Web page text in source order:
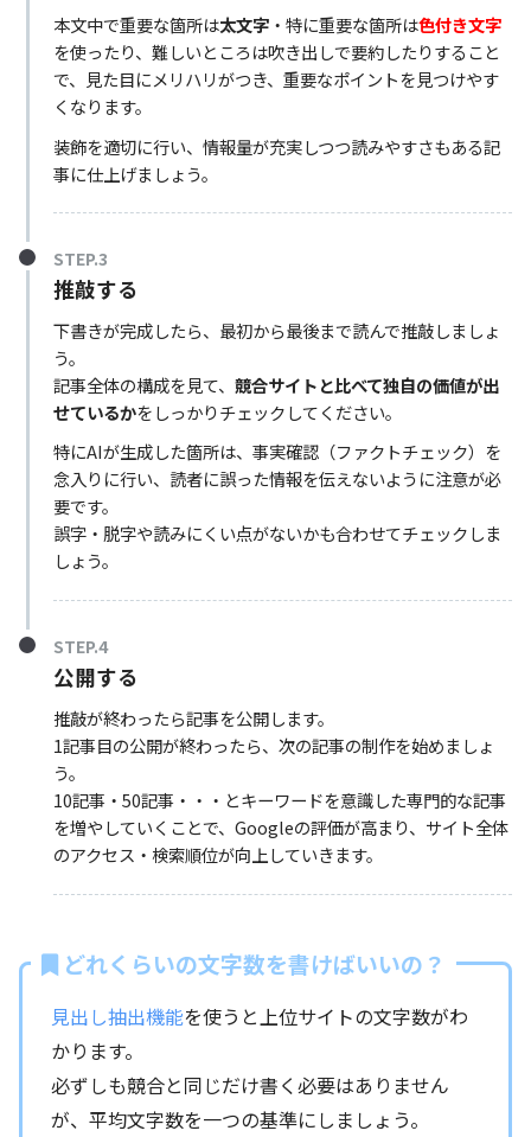
本文中で重要な箇所は太文字・特に重要な箇所は色付き文字
を使ったり、難しいところは吹き出しで要約したりすること
で、見た目にメリハリがつき、重要なポイントを見つけやす
くなります。
装飾を適切に行い、情報量が充実しつつ読みやすさもある記
事に仕上げましょう。
STEP.3
推敲する
下書きが完成したら、最初から最後まで読んで推敲しましょ
う。
記事全体の構成を見て、 競合サイトと比べて独自の価値が出
せているかをしっかりチェックしてください。
特にAIが生成した箇所は、事実確認（ファクトチェック）を
念入りに行い、読者に誤った情報を伝えないように注意が必
要です。
誤字・脱字や読みにくい点がないかも合わせてチェックしま
しょう。
STEP.4
公開する
推敲が終わったら記事を公開します。
1記事目の公開が終わったら、次の記事の制作を始めましょ
う。
10記事・50記事・・・とキーワードを意識した専門的な記事
を増やしていくことで、Googleの評価が高まり、サイト全体
のアクセス・検索順位が向上していきます。
どれくらいの文字数を書けばいいの？
見出し抽出機能を使うと上位サイトの文字数がわ
かります。
必ずしも競合と同じだけ書く必要はありません
が、平均文字数を一つの基準にしましょう。